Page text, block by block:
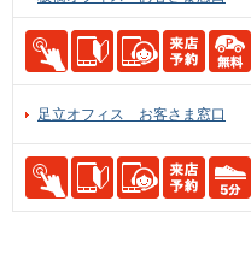
足立オフィス お客さま窓口